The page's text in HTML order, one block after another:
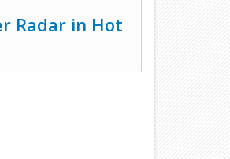
Radar in Hot